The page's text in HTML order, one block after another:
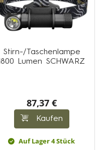
Stirn-/Taschenlampe
1800 Lumen SCHWARZ
87,37 €
Kaufen
Auf Lager 4 Stück